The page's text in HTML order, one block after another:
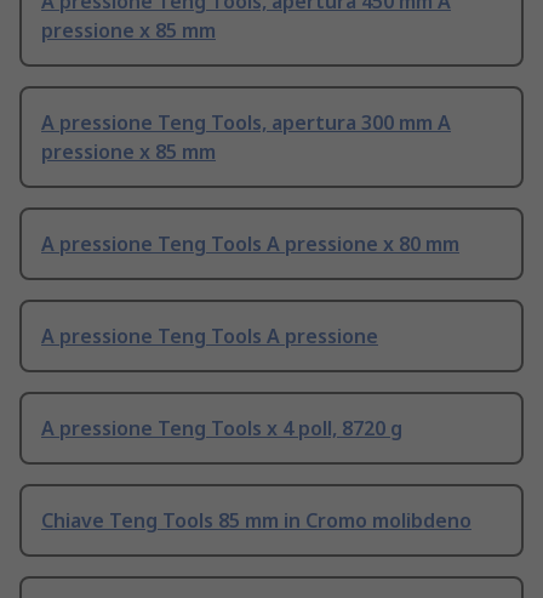
pressione x 85 mm
A pressione Teng Tools, apertura 300 mm A
pressione x 85 mm
A pressione Teng Tools A pressione x 80 mm
A pressione Teng Tools A pressione
A pressione Teng Tools x 4 poll, 8720 g
Chiave Teng Tools 85 mm in Cromo molibdeno